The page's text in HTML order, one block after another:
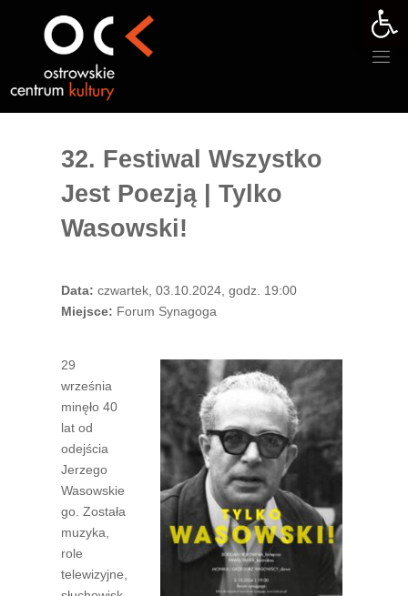
32. Festiwal Wszystko
Jest Poezją | Tylko
Wasowski!
Data: czwartek, 03.10.2024, godz. 19:00
Miejsce: Forum Synagoga
29
września
minęło 40
lat od
odejścia
Jerzego
Wasowskie
go. Została
muzyka,
role
telewizyjne,